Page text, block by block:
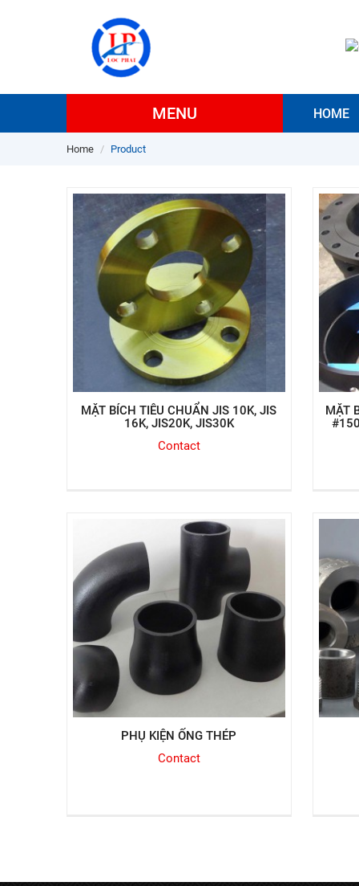
MENU HOME
Home Product
MẶT BÍCH TIÊU CHUẨN JIS 10K, JIS
16K, JIS20K, JIS30K
Contact
MẶT
PHỤ KIỆN ỐNG THÉP
Contact